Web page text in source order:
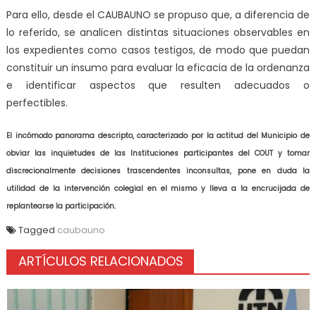
Para ello, desde el CAUBAUNO se propuso que, a diferencia de
lo referido, se analicen distintas situaciones observables en
los expedientes como casos testigos, de modo que puedan
constituir un insumo para evaluar la eficacia de la ordenanza
e identificar aspectos que resulten adecuados o
perfectibles.
El incómodo panorama descripto, caracterizado por la actitud del Municipio de
obviar las inquietudes de las Instituciones participantes del COUT y tomar
discrecionalmente decisiones trascendentes inconsultas, pone en duda la
utilidad de la intervención colegial en el mismo y lleva a la encrucijada de
replantearse la participación.
Tagged caubauno
ARTÍCULOS RELACIONADOS